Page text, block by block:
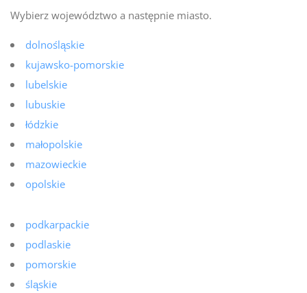
Wybierz województwo a następnie miasto.
dolnośląskie
kujawsko-pomorskie
lubelskie
lubuskie
łódzkie
małopolskie
mazowieckie
opolskie
podkarpackie
podlaskie
pomorskie
śląskie